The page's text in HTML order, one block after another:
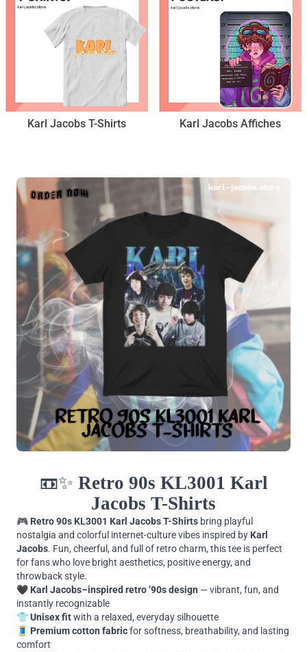
Karl Jacobs T-Shirts Karl Jacobs Affiches
📼✨ Retro 90s KL3001 Karl
Jacobs T-Shirts
🎮 Retro 90s KL3001 Karl Jacobs T-Shirts bring playful
nostalgia and colorful internet-culture vibes inspired by Karl
Jacobs. Fun, cheerful, and full of retro charm, this tee is perfect
for fans who love bright aesthetics, positive energy, and
throwback style.
🖤 Karl Jacobs–inspired retro ’90s design — vibrant, fun, and
instantly recognizable
👕Unisex fitwith a relaxed, everyday silhouette
🧵 Premium cotton fabricfor softness, breathability, and lasting
comfort